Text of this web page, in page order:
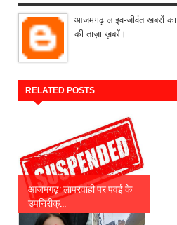
आजमगढ़ लाइव-जीवंत खबरों
की ताज़ा ख़बरें।
RELATED POSTS
आजमगढ़: लापरवाही पर पवई के
उपनिरीक्...